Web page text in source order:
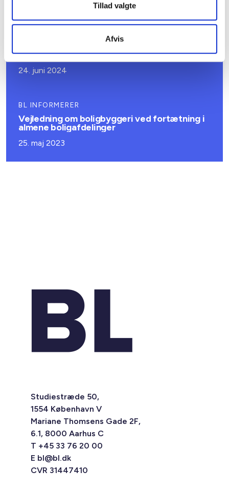
Tillad valgte
Afvis
Nye krav om selektiv nedrivning
24. juni 2024
BL INFORMERER
Vejledning om boligbyggeri ved fortætning i
almene boligafdelinger
25. maj 2023
Studiestræde 50,
1554 København V
Mariane Thomsens Gade 2F,
6.1, 8000 Aarhus C
T +45 33 76 20 00
E bl@bl.dk
CVR 31447410